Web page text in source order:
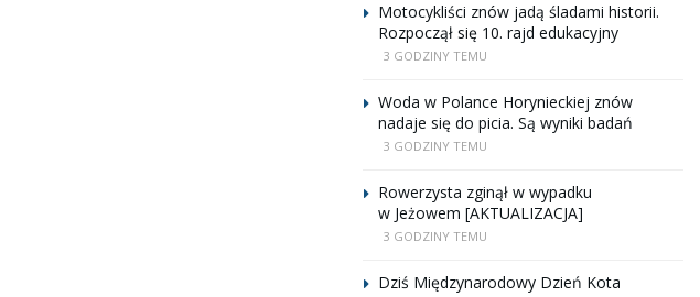
Motocykliści znów jadą śladami historii.
Rozpoczął się 10. rajd edukacyjny
3 GODZINY TEMU
Woda w Polance Horynieckiej znów
nadaje się do picia. Są wyniki badań
3 GODZINY TEMU
Rowerzysta zginął w wypadku
w Jeżowem [AKTUALIZACJA]
3 GODZINY TEMU
Dziś Międzynarodowy Dzień Kota